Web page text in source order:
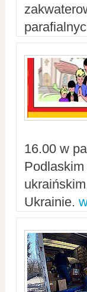
16.00 w
Ukrainie.